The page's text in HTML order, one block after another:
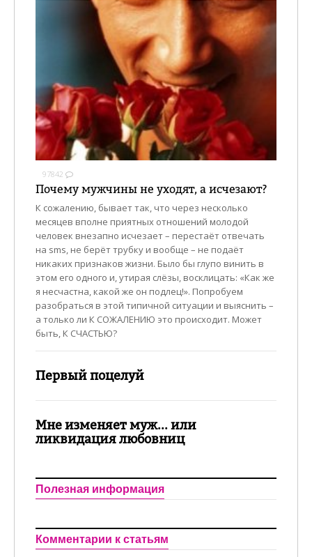
97842
Почему мужчины не уходят, а исчезают?
К сожалению, бывает так, что через несколько
месяцев вполне приятных отношений молодой
человек внезапно исчезает – перестаёт отвечать
на sms, не берёт трубку и вообще – не подаёт
никаких признаков жизни. Было бы глупо винить в
этом его одного и, утирая слёзы, восклицать: «Как же
я несчастна, какой же он подлец!». Попробуем
разобраться в этой типичной ситуации и выяснить –
а только ли К СОЖАЛЕНИЮ это происходит. Может
быть, К СЧАСТЬЮ?
Первый поцелуй
Мне изменяет муж... или
ликвидация любовниц
Полезная информация
Комментарии к статьям